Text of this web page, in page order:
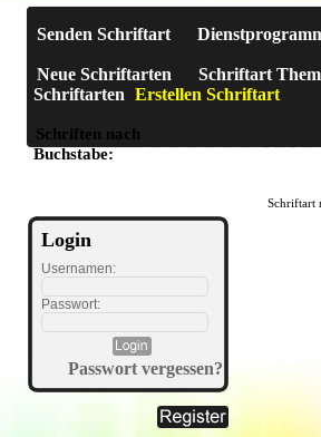
Senden Schriftart
Neue Schriftarten Schriftart
Schriftarten Erstellen Schriftart
Schriften nach
Buchstabe: A B C D E F G H I J K
Login
Usernamen:
Passwort:
Passwort vergessen?
Schriftart